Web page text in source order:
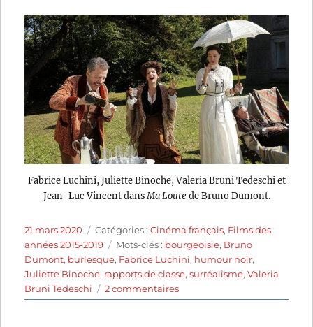
Fabrice Luchini, Juliette Binoche, Valeria Bruni Tedeschi et
Jean-Luc Vincent dans Ma Loutede Bruno Dumont.
Publié
le
21 mars 2020 Catégories
Catégories :Cinéma français, Films des
années 2015-2019
Étiquettes
Mots-clés : bourgeoisie, Bruno
Dumont, burlesque, Fabrice Luchini, humour noir,
Juliette Binoche, rapports de classe,surréalisme,Valeria
Bruni Tedeschi
2 commentairessur
Ma